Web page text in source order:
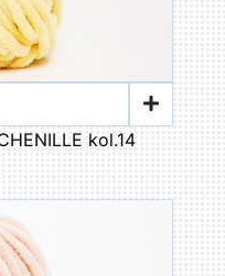
kol.14